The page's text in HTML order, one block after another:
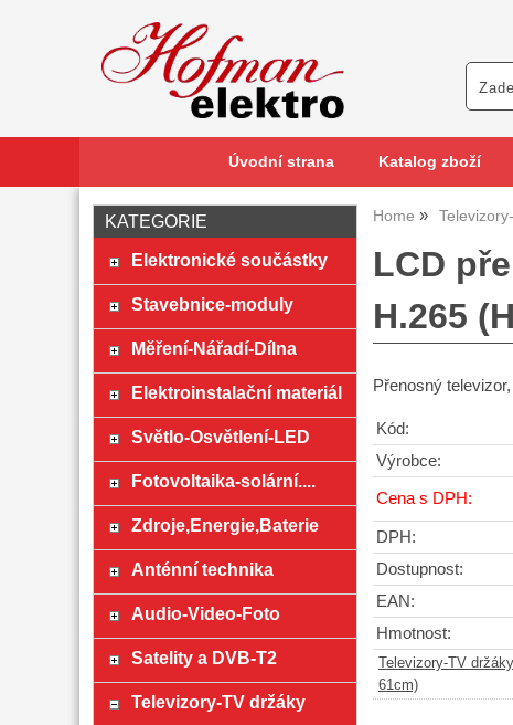
Úvodní strana Katalog zboží
Home
LCD
H.265
Přenosný
Kód:
Výrobce:
Cena s DPH:
DPH:
Dostupnost:
EAN:
Hmotnost:
Televizory-TV držáky
61cm)
KATEGORIE
Elektronické součástky
Stavebnice-moduly
Měření-Nářadí-Dílna
Elektroinstalační materiál
Světlo-Osvětlení-LED
Fotovoltaika-solární....
Zdroje,Energie,Baterie
Anténní technika
Audio-Video-Foto
Satelity a DVB-T2
Televizory-TV držáky